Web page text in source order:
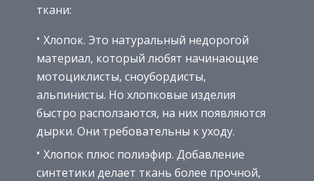
ткани:
Хлопок. Это натуральный недорогой
материал, который любят начинающие
мотоциклисты, сноубордисты,
альпинисты. Но хлопковые изделия
быстро расползаются, на них появляются
дырки. Они требовательны к уходу.
Хлопок плюс полиэфир. Добавление
синтетики делает ткань более прочной,